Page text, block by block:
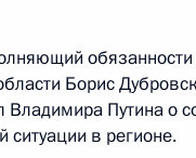
обязанности
Борис
Путина о
ситуации в регионе.